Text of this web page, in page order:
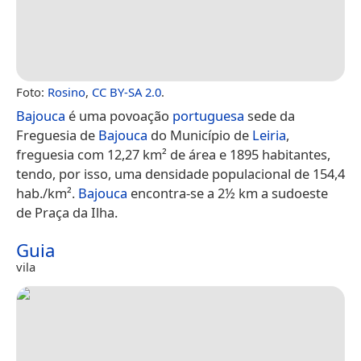
Foto: Rosino, CC BY-SA 2.0.
Bajouca é uma povoação portuguesa sede da
Freguesia de Bajouca do Município de Leiria,
freguesia com 12,27 km² de área e 1895 habitantes,
tendo, por isso, uma densidade populacional de 154,4
hab./km². Bajouca encontra-se a 2½ km a sudoeste
de Praça da Ilha.
Guia
vila